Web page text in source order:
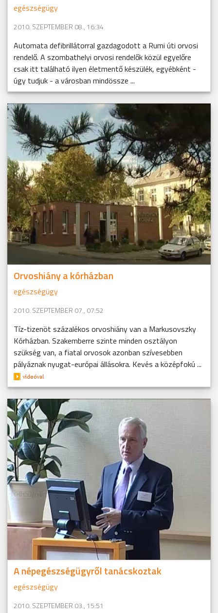
egészségügy
2010. SZEPTEMBER 08., 16:34
Automata defibrillátorral gazdagodott a Rumi úti orvosi
rendelő. A szombathelyi orvosi rendelők közül egyelőre
csak itt található ilyen életmentő készülék, egyébként -
úgy tudjuk - a városban mindössze ...
Orvoshiány a kórházban
egészségügy
2010. SZEPTEMBER 07., 07:52
Tíz-tizenöt százalékos orvoshiány van a Markusovszky
Kórházban. Szakemberre szinte minden osztályon
szükség van, a fiatal orvosok azonban szívesebben
pályáznak nyugat-európai állásokra. Kevés a középfokú ...
A népegészségügyről tanácskoztak
egészségügy
2010. SZEPTEMBER 03., 15:51